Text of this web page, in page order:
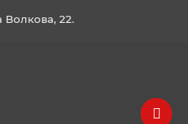
Волкова, 22.